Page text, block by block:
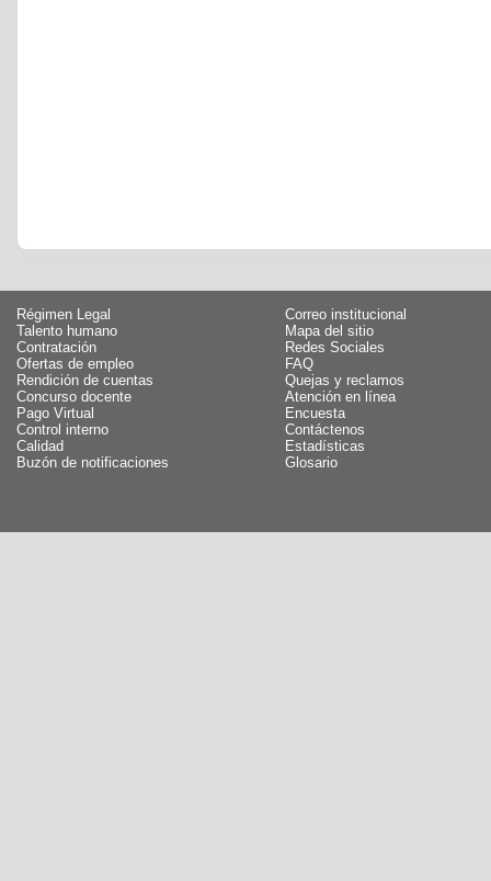
Régimen Legal
Talento humano
Contratación
Ofertas de empleo
Rendición de cuentas
Concurso docente
Pago Virtual
Control interno
Calidad
Buzón de notificaciones
Correo institucional
Mapa del sitio
Redes Sociales
FAQ
Quejas y reclamos
Atención en línea
Encuesta
Contáctenos
Estadísticas
Glosario